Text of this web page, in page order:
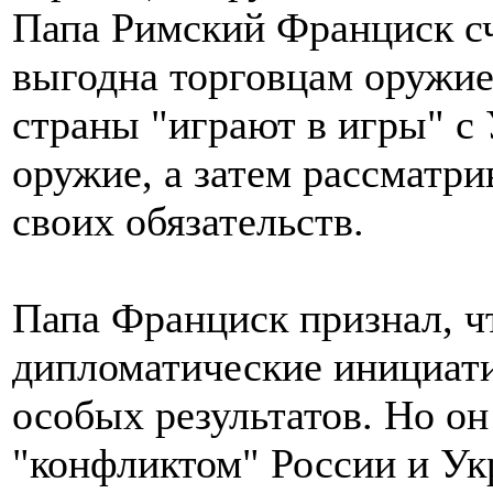
Папа Римский Франциск
выгодна торговцам
страны "играют в игры" с
оружие, а затем
своих обязательств.
Папа Франциск признал,
дипломатические
особых результатов. Но
"конфликтом" России и